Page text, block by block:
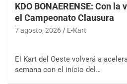
KDO BONAERENSE: Con
el Campeonato Clausura
7 agosto, 2026 E-Kart
El Kart del Oeste volverá a
semana con el inicio del…